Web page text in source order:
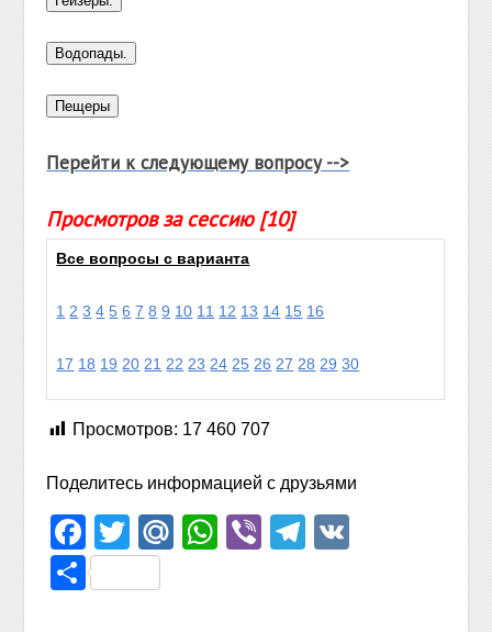
Перейти к следующему вопросу -->
Просмотров за сессию [10]
Все вопросы с варианта
1 2 3 4 5 6 7 8 9 10 11 12 13 14 15 16
17 18 19 20 21 22 23 24 25 26 27 28 29 30
Просмотров: 17 460 707
Поделитесь информацией с друзьями
Facebook
TwitterMail.Ru
WhatsApp
ViberTelegram
Отправить